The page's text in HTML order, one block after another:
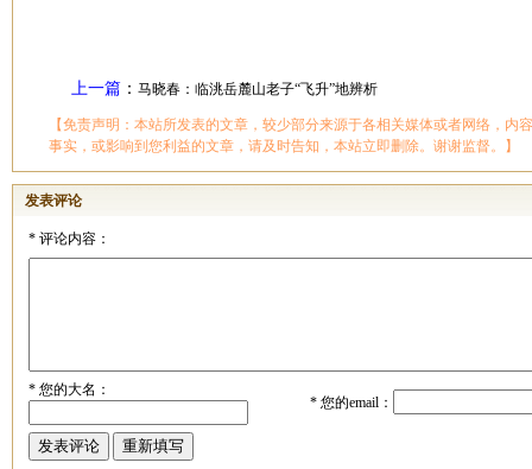
上一篇： 马晓春：临洮岳麓山老子“飞升”地辨析
【免责声明：本站所发表的文章，较少部分来源于各相关媒体或者网络，内
事实，或影响到您利益的文章，请及时告知，本站立即删除。谢谢监督。】
发表评论
*评论内容：
*您的大名：
*您的email：